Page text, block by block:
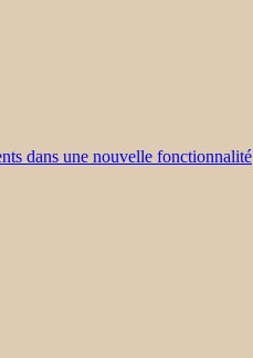
dans une nouvelle fonctionnalité